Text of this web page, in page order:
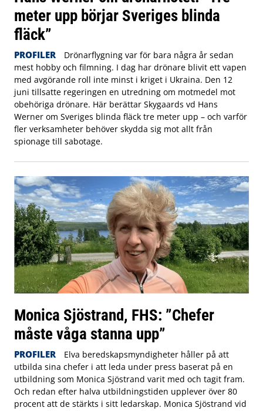
meter upp börjar Sveriges blinda
fläck”
PROFILER
Drönarflygning var för bara några år sedan
mest hobby och filmning. I dag har drönare blivit ett vapen
med avgörande roll inte minst i kriget i Ukraina. Den 12
juni tillsatte regeringen en utredning om motmedel mot
obehöriga drönare. Här berättar Skygaards vd Hans
Werner om Sveriges blinda fläck tre meter upp – och varför
fler verksamheter behöver skydda sig mot allt från
spionage till sabotage.
Monica Sjöstrand, FHS: ”Chefer
måste våga stanna upp”
PROFILER
Elva beredskapsmyndigheter håller på att
utbilda sina chefer i att leda under press baserat på en
utbildning som Monica Sjöstrand varit med och tagit fram.
Och redan efter halva utbildningstiden upplever över 80
procent att de stärkts i sitt ledarskap. Monica Sjöstrand vid